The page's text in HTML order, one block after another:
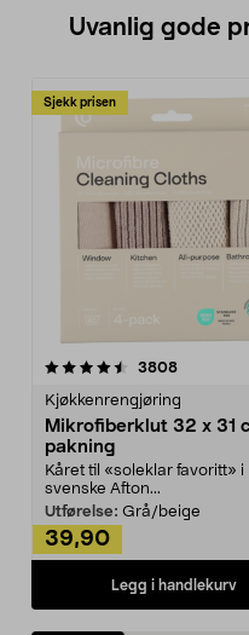
Uvanlig gode
Sjekk prisen
3808
Kjøkkenrengjøring
Mikrofiberklut 32 x 31
pakning
Kåret til «soleklar favoritt» i
svenske Afton...
Utførelse: Grå/beige
39,90
Legg i handlekurv
4.5av 5 stjerner